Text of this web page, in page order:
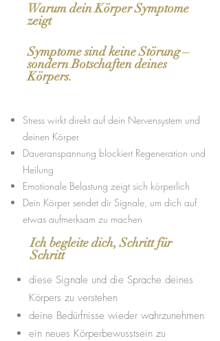
Warum dein Körper Symptome
zeigt
Symptome sind keine Störung –
sondern Botschaften deines
Körpers.
Stress wirkt direkt auf dein Nervensystem und
deinen Körper
Daueranspannung blockiert Regeneration und
Heilung
Emotionale Belastung zeigt sich körperlich
Dein Körper sendet dir Signale, um dich auf
etwas aufmerksam zu machen
Ich begleite dich, Schritt für
Schritt
diese Signale und die Sprache deines
Körpers zu verstehen
deine Bedürfnisse wieder wahrzunehmen
ein neues Körperbewusstsein zu